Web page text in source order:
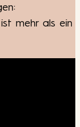
mehr als ein